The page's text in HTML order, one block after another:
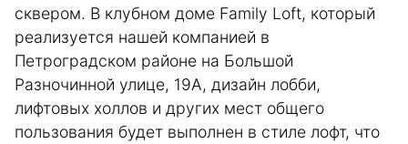
сквером. В клубном доме Family Loft, который
реализуется нашей компанией в
Петроградском районе на Большой
Разночинной улице, 19А, дизайн лобби,
лифтовых холлов и других мест общего
пользования будет выполнен в стиле лофт, что